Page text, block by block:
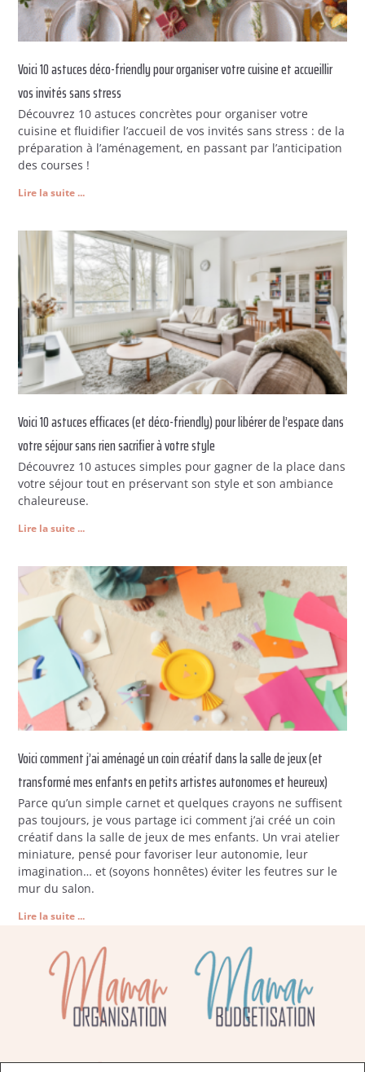
Voici 10 astuces déco-friendly pour organiser votre cuisine et accueillir
vos invités sans stress
Découvrez 10 astuces concrètes pour organiser votre
cuisine et fluidifier l’accueil de vos invités sans stress : de la
préparation à l’aménagement, en passant par l’anticipation
des courses !
Lire la suite ...
Voici 10 astuces efficaces (et déco-friendly) pour libérer de l’espace dans
votre séjour sans rien sacrifier à votre style
Découvrez 10 astuces simples pour gagner de la place dans
votre séjour tout en préservant son style et son ambiance
chaleureuse.
Lire la suite ...
Voici comment j’ai aménagé un coin créatif dans la salle de jeux (et
transformé mes enfants en petits artistes autonomes et heureux)
Parce qu’un simple carnet et quelques crayons ne suffisent
pas toujours, je vous partage ici comment j’ai créé un coin
créatif dans la salle de jeux de mes enfants. Un vrai atelier
miniature, pensé pour favoriser leur autonomie, leur
imagination… et (soyons honnêtes) éviter les feutres sur le
mur du salon.
Lire la suite ...